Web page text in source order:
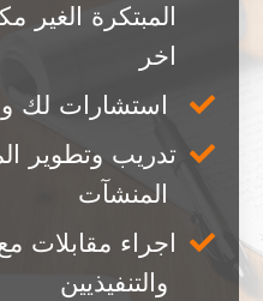
المبتكرة الغير
اخر
استشارات لك
تدريب وتطوير
المنشآت
اجراء مقابلات
والتنفيذيين